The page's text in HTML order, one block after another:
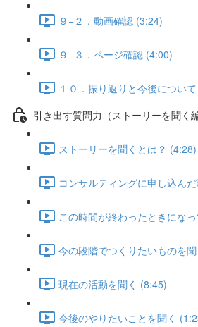
９−２．動画確認 (3:24)
９−３．ページ確認 (4:00)
１０．振り返りと今後につい
引き出す質問力（ストーリーを聞く編
ストーリーを聞くとは？ (4:28)
コンサルティングに申し込ん
この時間が終わったときにな
今の段階でつくりたいものを
現在の活動を聞く (8:45)
今後のやりたいことを聞く